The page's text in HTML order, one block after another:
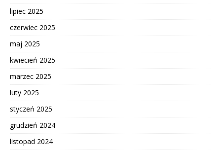
lipiec 2025
czerwiec 2025
maj 2025
kwiecień 2025
marzec 2025
luty 2025
styczeń 2025
grudzień 2024
listopad 2024